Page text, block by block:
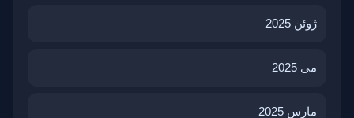
ژوئن 2025
می 2025
مارس 2025